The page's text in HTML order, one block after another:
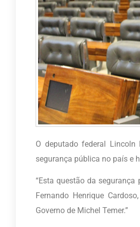
O deputado federal Lincoln
segurança pública no país e
“Esta questão da
Fernando Henrique
Governo de Michel Temer.”